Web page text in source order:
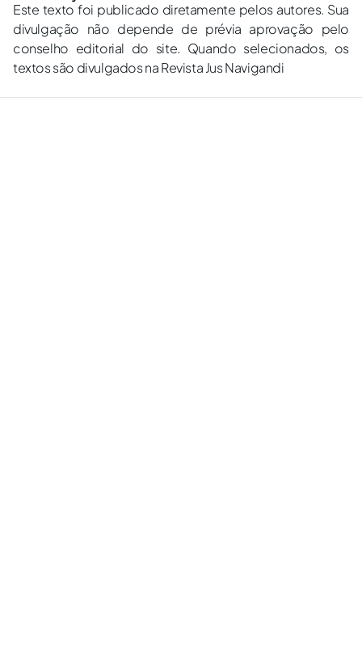
Este texto foi publicado diretamente pelos autores. Sua
divulgação não depende de prévia aprovação pelo
conselho editorial do site. Quando selecionados, os
textos são divulgados na Revista Jus Navigandi